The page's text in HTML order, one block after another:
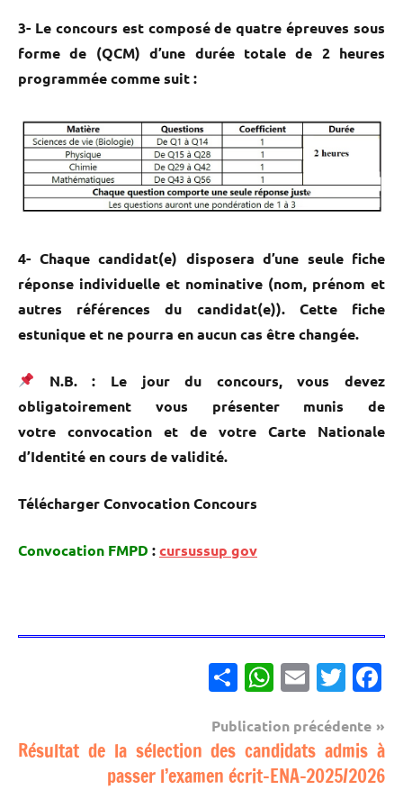
3- Le concours est composé de quatre épreuves sous
forme de (QCM) d’une durée totale de 2 heures
programmée comme suit :
4- Chaque candidat(e) disposera d’une seule fiche
réponse individuelle et nominative (nom, prénom et
autres références du candidat(e)). Cette fiche
estunique et ne pourra en aucun cas être changée.
N.B.: Le jour du concours, vous devez
obligatoirement vous présenter munis de
votre convocation et de votre Carte Nationale
d’Identité en cours de validité.
Télécharger Convocation Concours
Convocation FMPD :cursussup gov
Facebook
Twitter
Email
WhatsApp
مباريات
مباريات
Navigation
de
l’article
Publication précédente
Résultat de la sélection des candidats admis à
passer l’examen écrit-ENA-2025/2026